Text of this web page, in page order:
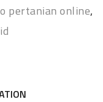
pertanian online,